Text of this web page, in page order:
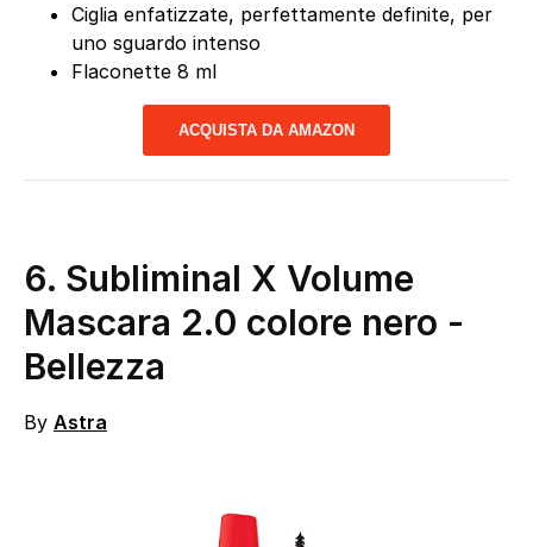
Ciglia enfatizzate, perfettamente definite, per
uno sguardo intenso
Flaconette 8 ml
ACQUISTA DA AMAZON
6. Subliminal X Volume
Mascara 2.0 colore nero -
Bellezza
By Astra